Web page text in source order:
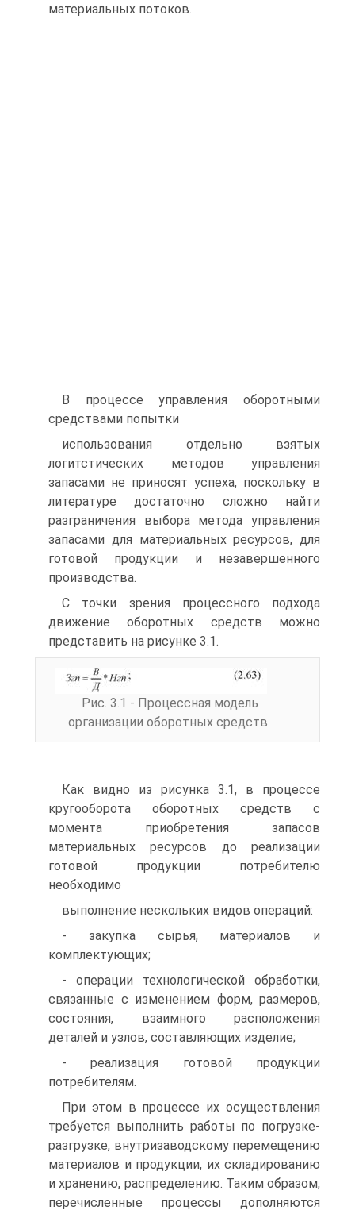
материальных потоков.
В процессе управления оборотными
средствами попытки
использования отдельно взятых
логитстических методов управления
запасами не приносят успеха, поскольку в
литературе достаточно сложно найти
разграничения выбора метода управления
запасами для материальных ресурсов, для
готовой продукции и незавершенного
производства.
С точки зрения процессного подхода
движение оборотных средств можно
представить на рисунке 3.1.
Рис. 3.1 - Процессная модель
организации оборотных средств
Как видно из рисунка 3.1, в процессе
кругооборота оборотных средств с
момента приобретения запасов
материальных ресурсов до реализации
готовой продукции потребителю
необходимо
выполнение нескольких видов операций:
- закупка сырья, материалов и
комплектующих;
- операции технологической обработки,
связанные с изменением форм, размеров,
состояния, взаимного расположения
деталей и узлов, составляющих изделие;
- реализация готовой продукции
потребителям.
При этом в процессе их осуществления
требуется выполнить работы по погрузке-
разгрузке, внутризаводскому перемещению
материалов и продукции, их складированию
и хранению, распределению. Таким образом,
перечисленные процессы дополняются